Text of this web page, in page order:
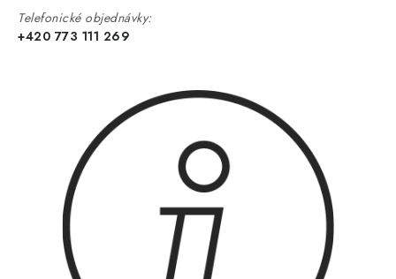
Telefonické objednávky:
+420 773 111 269